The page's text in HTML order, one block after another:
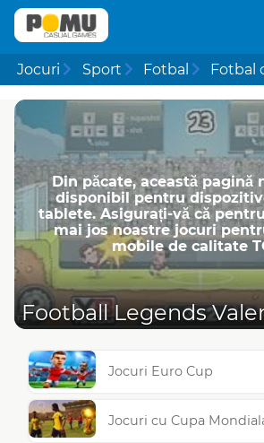
Jocuri Sport Fotbal Fotbal
Din păcate, această pagină
disponibil pentru
tablete. Asigurați-vă că
mai jos noastre jocuri
mobile de calitate
Jocuri Euro Cup
Jocuri cu Cupa